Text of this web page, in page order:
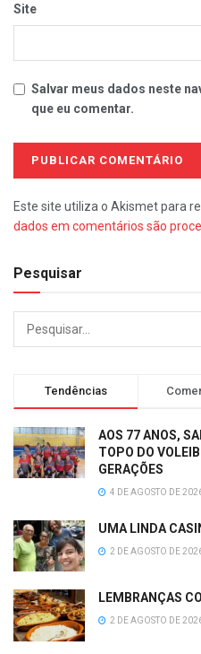
Site
Salvar meus dados neste
que eu comentar.
Este site utiliza o Akismet para
dados em comentários são
Pesquisar
Tendências
AOS 77 ANOS,
TOPO DO
GERAÇÕES
4 DE AGOSTO DE
UMA LINDA
2 DE AGOSTO DE
LEMBRANÇAS
2 DE AGOSTO DE